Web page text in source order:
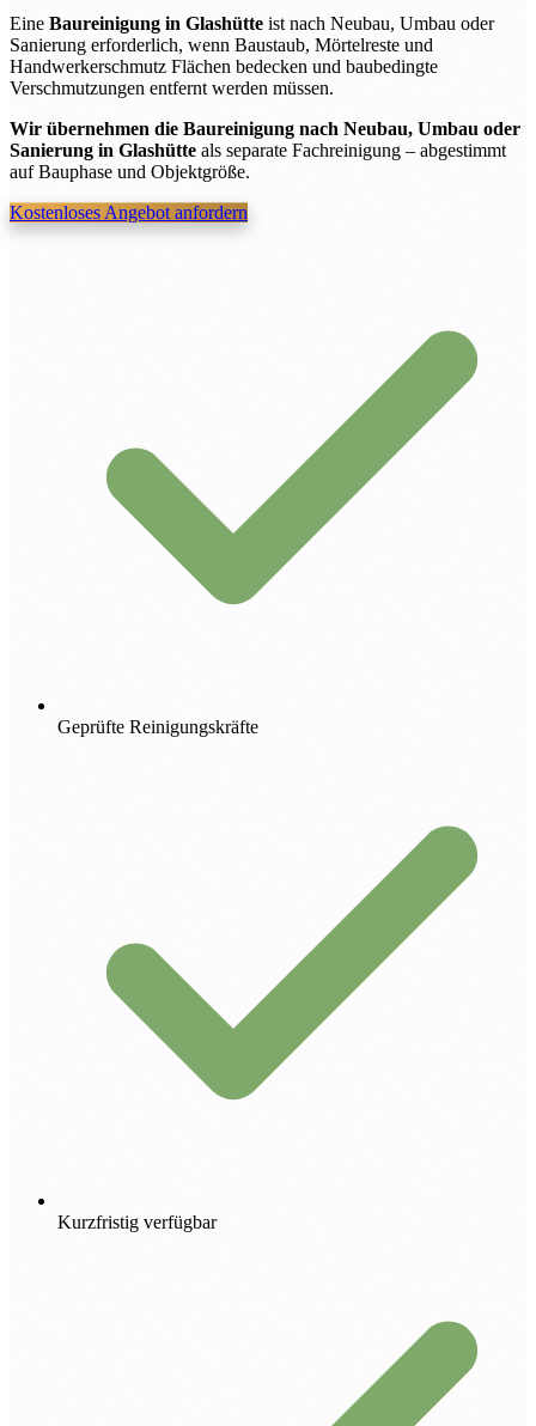
Eine Baureinigung in Glashütte ist nach Neubau, Umbau oder
Sanierung erforderlich, wenn Baustaub, Mörtelreste und
Handwerkerschmutz Flächen bedecken und baubedingte
Verschmutzungen entfernt werden müssen.
Wir übernehmen die Baureinigung nach Neubau, Umbau oder
Sanierung in Glashütte als separate Fachreinigung – abgestimmt
auf Bauphase und Objektgröße.
Kostenloses Angebot anfordern
Geprüfte Reinigungskräfte
Kurzfristig verfügbar